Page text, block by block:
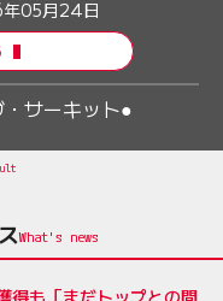
05月24日
サーキット●
得も「まだトップとの間